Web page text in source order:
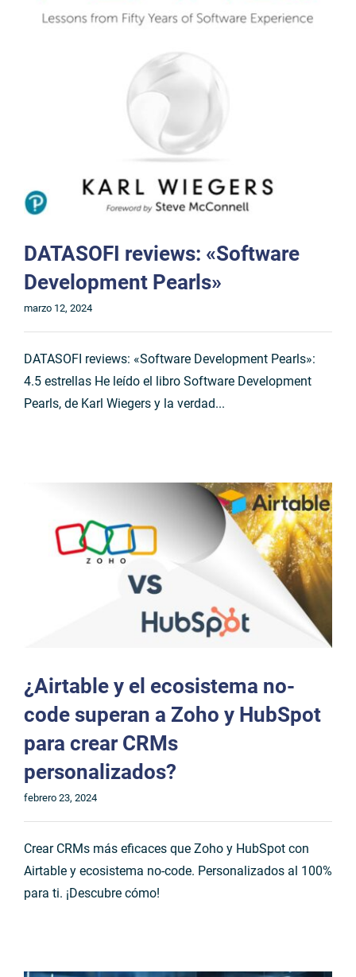
DATASOFI reviews: «Software
Development Pearls»
marzo 12, 2024
DATASOFI reviews: «Software Development Pearls»:
4.5 estrellas He leído el libro Software Development
Pearls, de Karl Wiegers y la verdad...
¿Airtable y el ecosistema no-
code superan a Zoho y HubSpot
para crear CRMs
personalizados?
febrero 23, 2024
Crear CRMs más eficaces que Zoho y HubSpot con
Airtable y ecosistema no-code. Personalizados al 100%
para ti. ¡Descubre cómo!